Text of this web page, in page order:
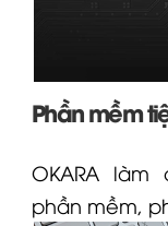
Phần mềm
OKARA
phần mềm,